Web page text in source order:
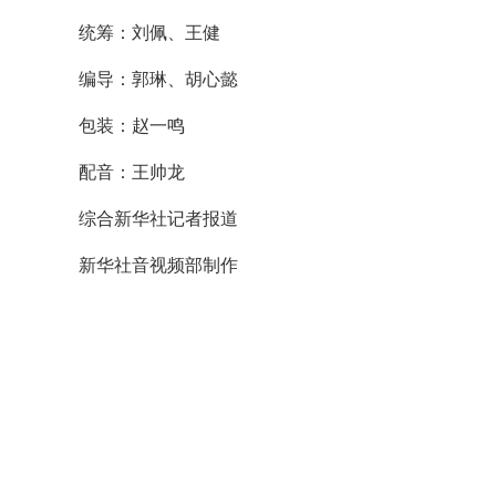
统筹：刘佩、王健
编导：郭琳、胡心懿
包装：赵一鸣
配音：王帅龙
综合新华社记者报道
新华社音视频部制作